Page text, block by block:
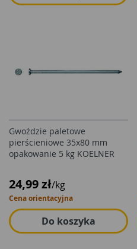
Gwoździe paletowe
pierścieniowe 35x80 mm
opakowanie 5 kg KOELNER
24,99 zł/kg
Cena orientacyjna
Do koszyka